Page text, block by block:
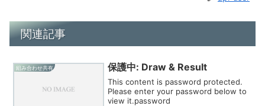
関連記事
組み合わせ共有 保護中: Draw & Result
This content is password protected.
Please enter your password below to
view it.password